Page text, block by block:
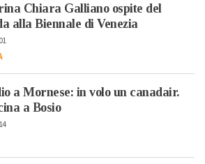
Chiara Galliano ospite del
alla Biennale di Venezia
a Mornese: in volo un canadair.
a Bosio